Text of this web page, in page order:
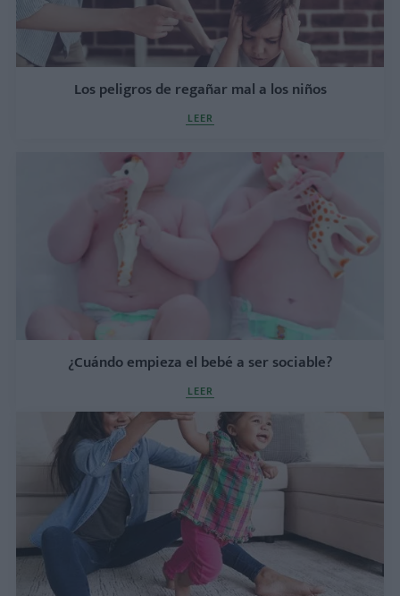
Los peligros de regañar mal a los niños
LEER
¿Cuándo empieza el bebé a ser sociable?
LEER